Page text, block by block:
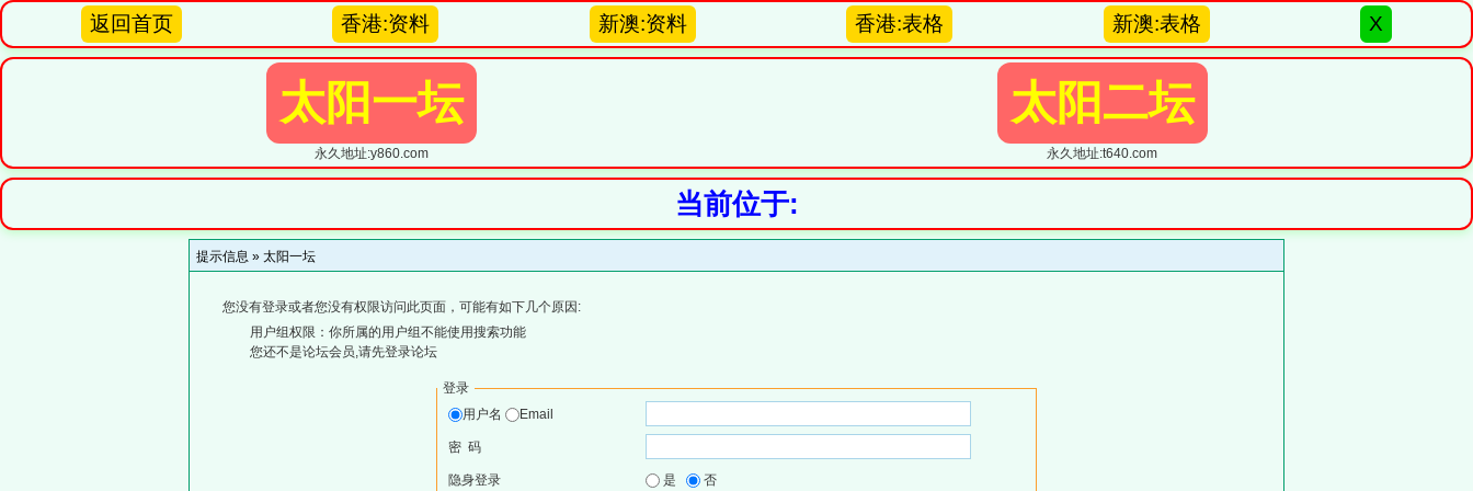
返回首页 香港:资料 新澳:资料 香港:表格 新澳:表格 X
太阳一坛
永久地址:y860.com
太阳二坛
永久地址:t640.com
当前位于:
提示信息 » 太阳一坛
您没有登录或者您没有权限访问此页面，可能有如下几个原因:
用户组权限：你所属的用户组不能使用搜索功能
您还不是论坛会员,请先登录论坛
登录
用户名
Email
密 码
隐身登录 是 否